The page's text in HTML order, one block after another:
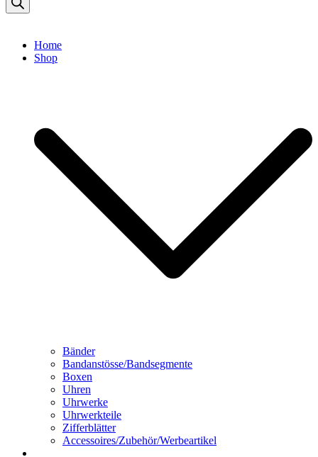
Home
Shop
Bänder
Bandanstösse/Bandsegmente
Boxen
Uhren
Uhrwerke
Uhrwerkteile
Zifferblätter
Accessoires/Zubehör/Werbeartikel